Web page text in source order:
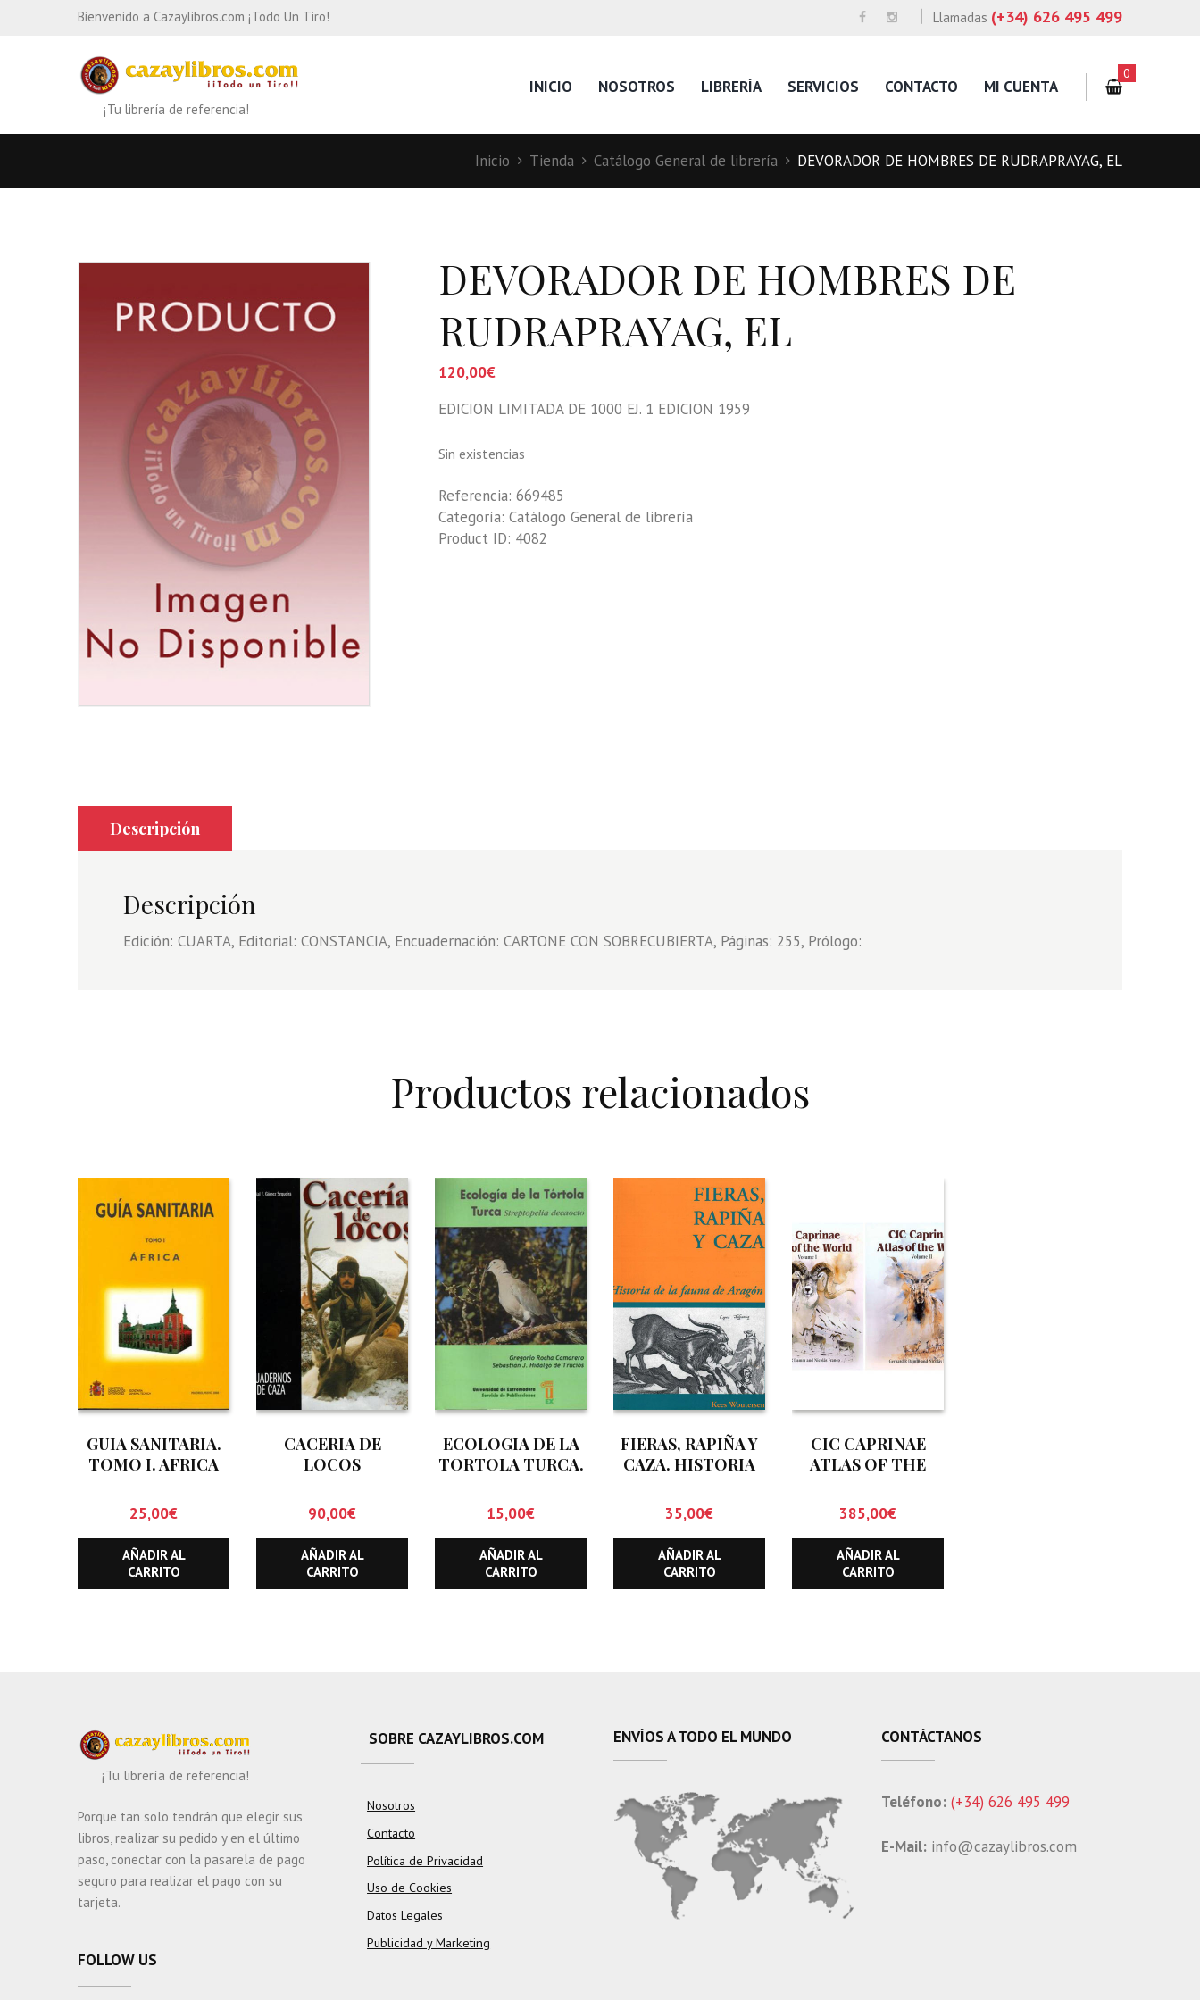
Bienvenido a Cazaylibros.com ¡Todo Un Tiro! Llamadas (+34) 626 495 499
¡Tu librería de referencia!
INICIO NOSOTROS LIBRERÍA SERVICIOS CONTACTO MI CUENTA
0
Inicio Tienda Catálogo General de librería DEVORADOR DE HOMBRES DE RUDRAPRAYAG, EL
DEVORADOR DE HOMBRES DE
RUDRAPRAYAG, EL
120,00€
EDICION LIMITADA DE 1000 EJ. 1 EDICION 1959
Sin existencias
Referencia: 669485
Categoría: Catálogo General de librería
Product ID: 4082
Descripción
Descripción
Edición: CUARTA, Editorial: CONSTANCIA, Encuadernación: CARTONE CON SOBRECUBIERTA, Páginas: 255, Prólogo:
Productos relacionados
GUIA SANITARIA.
TOMO I. AFRICA
25,00€
AÑADIR AL
CARRITO
CACERIA DE
LOCOS
90,00€
AÑADIR AL
CARRITO
ECOLOGIA DE LA
TORTOLA TURCA.
DECAOCTO
15,00€
AÑADIR AL
CARRITO
FIERAS, RAPIÑA Y
CAZA. HISTORIA
ARAGON
35,00€
AÑADIR AL
CARRITO
CIC CAPRINAE
ATLAS OF THE
TOMOS)
385,00€
AÑADIR AL
CARRITO
¡Tu librería de referencia!
Porque tan solo tendrán que elegir sus
libros, realizar su pedido y en el último
paso, conectar con la pasarela de pago
seguro para realizar el pago con su
tarjeta.
FOLLOW US
SOBRE CAZAYLIBROS.COM
Nosotros
Contacto
Política de Privacidad
Uso de Cookies
Datos Legales
Publicidad y Marketing
ENVÍOS A TODO EL MUNDO CONTÁCTANOS
Teléfono: (+34) 626 495 499
E-Mail: info@cazaylibros.com